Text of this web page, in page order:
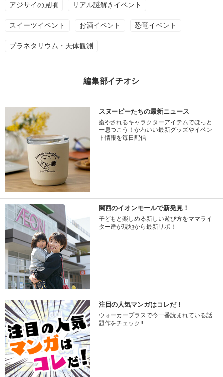
アジサイの見頃 リアル謎解きイベント
スイーツイベント お酒イベント 恐竜イベント
プラネタリウム・天体観測
編集部イチオシ
スヌーピーたちの最新ニュース
癒やされるキャラクターアイテムでほっと
一息つこう！かわいい最新グッズやイベン
ト情報を毎日配信
関西のイオンモールで新発見！
子どもと楽しめる新しい遊び方をママライ
ター達が現地から最新リポ！
注目の人気マンガはコレだ！
ウォーカープラスで今一番読まれている話
題作をチェック!!